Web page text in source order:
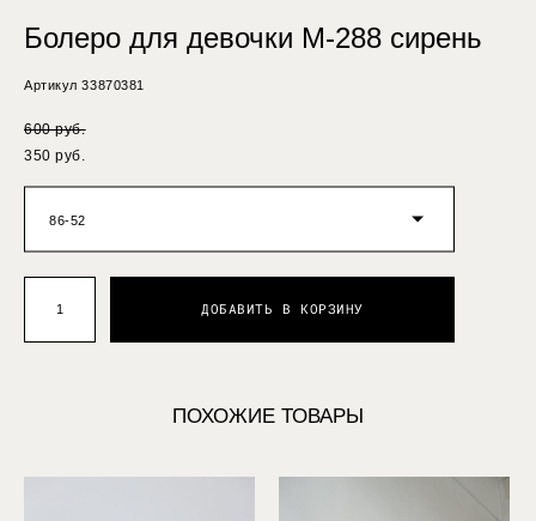
Болеро для девочки М-288 сирень
Артикул 33870381
600 pуб.
350 pуб.
86-52
ДОБАВИТЬ В КОРЗИНУ
ПОХОЖИЕ ТОВАРЫ